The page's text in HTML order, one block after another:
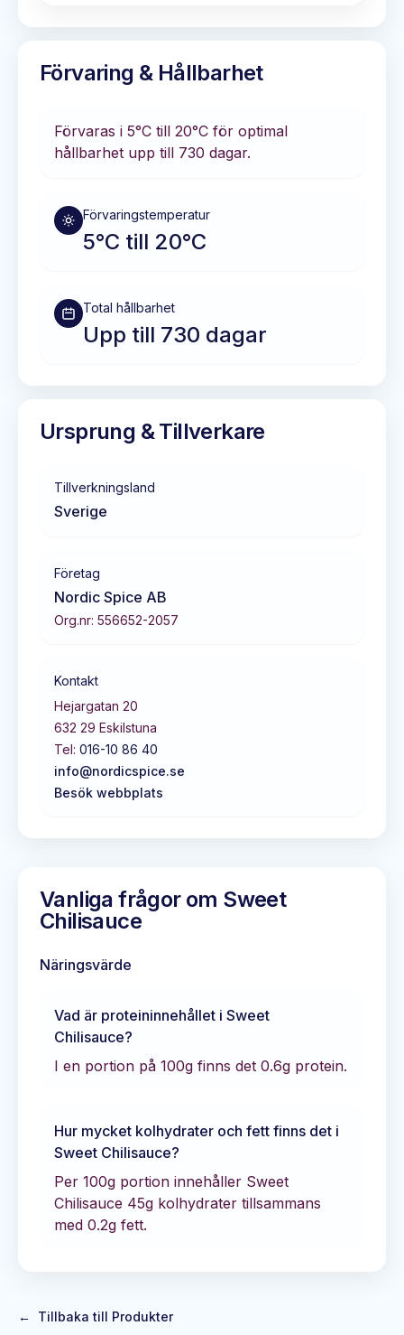
Förvaring & Hållbarhet
Förvaras i 5°C till 20°C för optimal
hållbarhet upp till 730 dagar.
Förvaringstemperatur
5°C till 20°C
Total hållbarhet
Upp till 730 dagar
Ursprung & Tillverkare
Tillverkningsland
Sverige
Företag
Nordic Spice AB
Org.nr: 556652-2057
Kontakt
Hejargatan 20
632 29 Eskilstuna
Tel: 016-10 86 40
info@nordicspice.se
Besök webbplats
Vanliga frågor om Sweet
Chilisauce
Näringsvärde
Vad är proteininnehållet i Sweet
Chilisauce?
I en portion på 100g finns det 0.6g protein.
Hur mycket kolhydrater och fett finns det i
Sweet Chilisauce?
Per 100g portion innehåller Sweet
Chilisauce 45g kolhydrater tillsammans
med 0.2g fett.
← Tillbaka till Produkter